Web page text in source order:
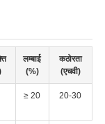
लम्बाई
(%)
कठोरता
(एचवी)
≥ 20 20-30